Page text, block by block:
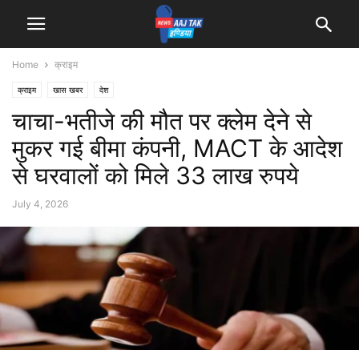
Home क्राइम
क्राइम खास खबर देश
चाचा-भतीजे की मौत पर क्लेम देने से
मुकर गई बीमा कंपनी, MACT के आदेश
से घरवालों को मिले 33 लाख रुपये
July 4, 2026